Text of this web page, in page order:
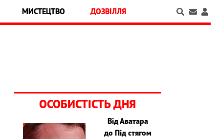
МИСТЕЦТВО ДОЗВІЛЛЯ
ОСОБИСТІСТЬ ДНЯ
Від Аватара
до Під стягом